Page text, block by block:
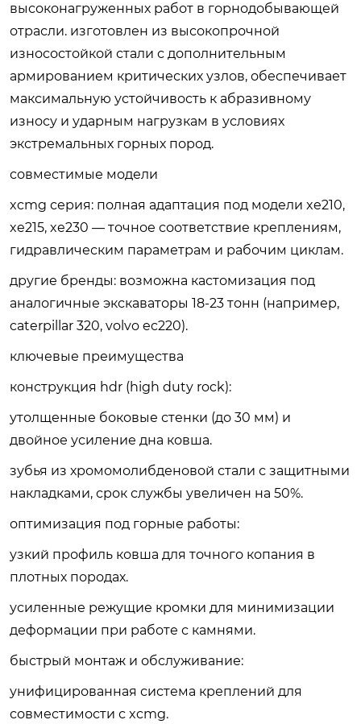
высоконагруженных работ в горнодобывающей
отрасли. изготовлен из высокопрочной
износостойкой стали с дополнительным
армированием критических узлов, обеспечивает
максимальную устойчивость к абразивному
износу и ударным нагрузкам в условиях
экстремальных горных пород.
совместимые модели
xcmg серия: полная адаптация под модели xe210,
xe215, xe230 — точное соответствие креплениям,
гидравлическим параметрам и рабочим циклам.
другие бренды: возможна кастомизация под
аналогичные экскаваторы 18-23 тонн (например,
caterpillar 320, volvo ec220).
ключевые преимущества
конструкция hdr (high duty rock):
утолщенные боковые стенки (до 30 мм) и
двойное усиление дна ковша.
зубья из хромомолибденовой стали с защитными
накладками, срок службы увеличен на 50%.
оптимизация под горные работы:
узкий профиль ковша для точного копания в
плотных породах.
усиленные режущие кромки для минимизации
деформации при работе с камнями.
быстрый монтаж и обслуживание:
унифицированная система креплений для
совместимости с xcmg.